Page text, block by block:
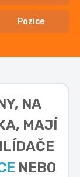
Pozice
NA
MAJÍ
NEBO